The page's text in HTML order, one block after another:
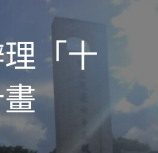
「十